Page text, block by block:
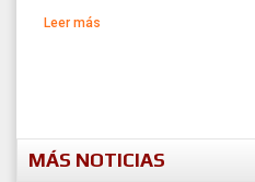
Leer más
MÁS NOTICIAS